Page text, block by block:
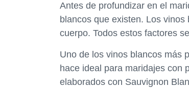
Antes de profundizar en el
blancos que existen. Los
cuerpo. Todos estos factores
Uno de los vinos blancos más
hace ideal para maridajes con
elaborados con Sauvignon